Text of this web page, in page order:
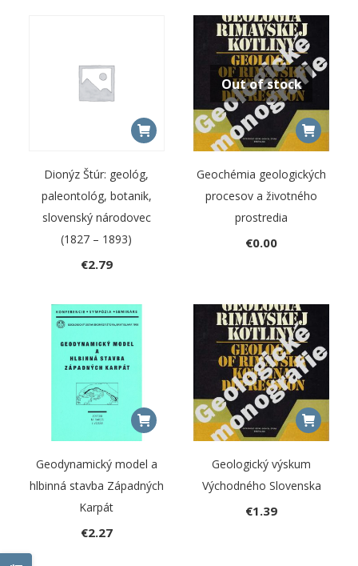
Dionýz Štúr: geológ,
paleontológ, botanik,
slovenský národovec
(1827 – 1893)
€2.79
Out of stock
Geochémia geologických
procesov a životného
prostredia
€0.00
Geodynamický model a
hlbinná stavba Západných
Karpát
€2.27
Geologický výskum
Východného Slovenska
€1.39